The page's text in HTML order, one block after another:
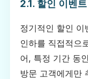
2.1. 할인 이벤트
정기적인 할인 이
인하를 직접적으
어, 특정 기간 동
방문 고객에게만